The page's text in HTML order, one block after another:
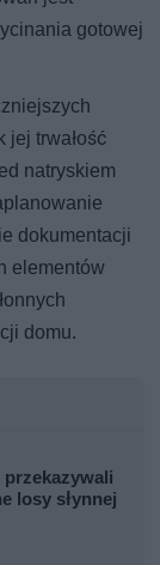
gotowej
jej trwałość
natryskiem
dokumentacji
elementów
domu.
przekazywali
losy słynnej